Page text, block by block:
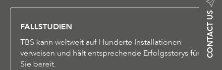
CONTACT US
FALLSTUDIEN
TBS kann weltweit auf Hunderte Installationen
verweisen und hält entsprechende Erfolgsstorys für
Sie bereit.